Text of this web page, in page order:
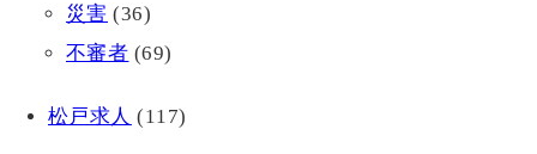
災害 (36)
不審者 (69)
松戸求人 (117)